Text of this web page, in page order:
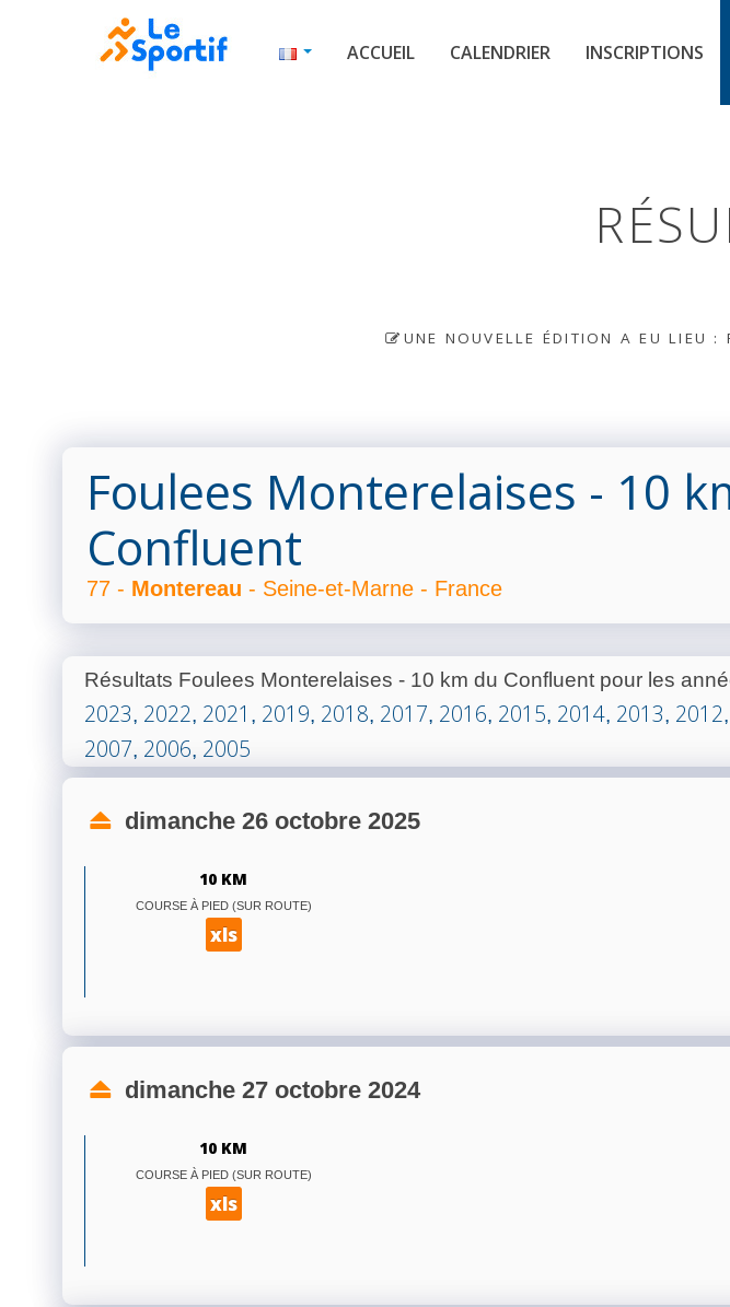
ACCUEIL CALENDRIER INSCRIPTIONS
UNE NOUVELLE ÉDITION A EU LIEU :
Foulees Monterelaises - 10
Confluent
77 - Montereau - Seine-et-Marne - France
Résultats Foulees Monterelaises - 10 km du Confluent pour les
2023, 2022, 2021 , 2019, 2018, 2017, 2016, 2015, 2014, 2013, 2012,
2007, 2006, 2005
dimanche 26 octobre 2025
10 KM
COURSE À PIED (SUR ROUTE)
xls
dimanche 27 octobre 2024
10 KM
COURSE À PIED (SUR ROUTE)
xls